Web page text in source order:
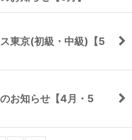
東京(初級・中級)【5
お知らせ【4月・5